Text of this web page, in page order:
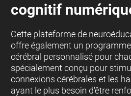
cognitif
Cette plateforme de
offre également un
cérébral personnalisé pour
spécialement conçu pour
connexions cérébrales et les
ayant le plus besoin d'être